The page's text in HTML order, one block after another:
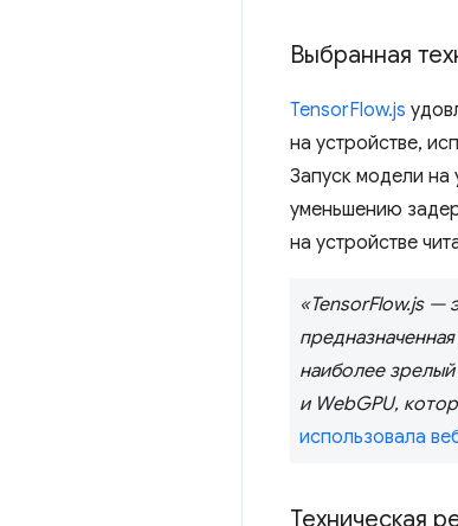
Выбранная
TensorFlow.js
на устройстве,
Запуск модели на
уменьшению
на устройстве
«TensorFlow.js —
наиболее
и WebGPU,
использовала
Техническая